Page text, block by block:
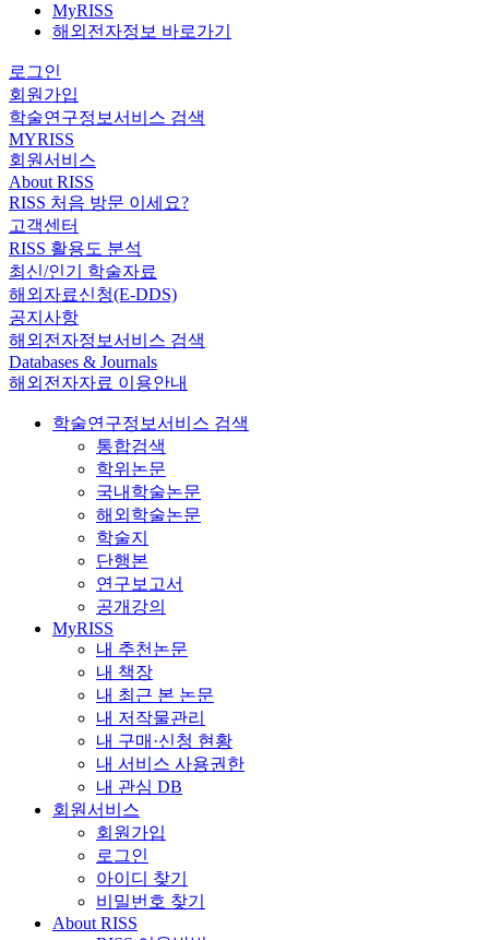
MyRISS
해외전자정보 바로가기
로그인
회원가입
학술연구정보서비스 검색
MYRISS
회원서비스
About RISS
RISS 처음 방문 이세요?
고객센터
RISS 활용도 분석
최신/인기 학술자료
해외자료신청(E-DDS)
공지사항
해외전자정보서비스 검색
Databases & Journals
해외전자자료 이용안내
학술연구정보서비스 검색
통합검색
학위논문
국내학술논문
해외학술논문
학술지
단행본
연구보고서
공개강의
MyRISS
내 추천논문
내 책장
내 최근 본 논문
내 저작물관리
내 구매·신청 현황
내 서비스 사용권한
내 관심 DB
회원서비스
회원가입
로그인
아이디 찾기
비밀번호 찾기
About RISS